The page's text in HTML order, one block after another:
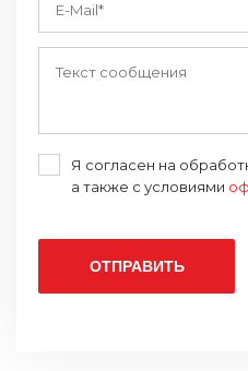
Я согласен на
а также с условиями